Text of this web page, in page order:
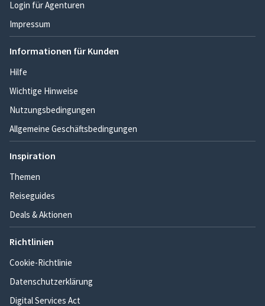
Login für Agenturen
Impressum
Informationen für Kunden
Hilfe
Wichtige Hinweise
Nutzungsbedingungen
Allgemeine Geschäftsbedingungen
Inspiration
Themen
Reiseguides
Deals & Aktionen
Richtlinien
Cookie-Richtlinie
Datenschutzerklärung
Digital Services Act